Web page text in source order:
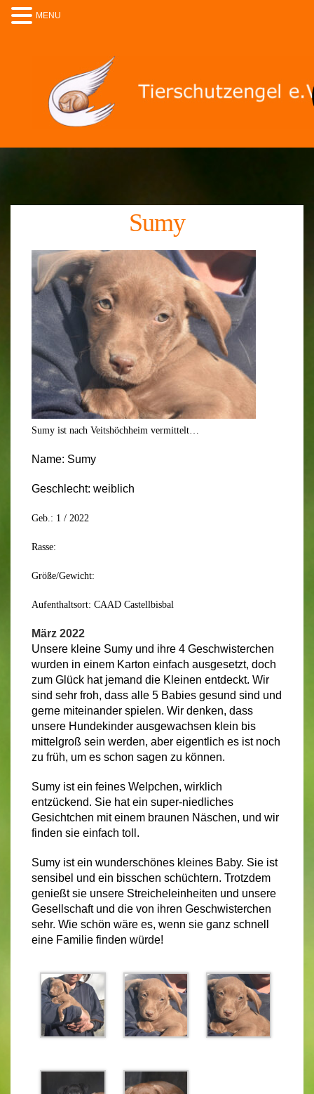
Sumy
Sumy ist nach Veitshöchheim vermittelt…
Name: Sumy
Geschlecht: weiblich
Geb.: 1 / 2022
Rasse:
Größe/Gewicht:
Aufenthaltsort: CAAD Castellbisbal
März 2022
Unsere kleine Sumy und ihre 4 Geschwisterchen
wurden in einem Karton einfach ausgesetzt, doch
zum Glück hat jemand die Kleinen entdeckt. Wir
sind sehr froh, dass alle 5 Babies gesund sind und
gerne miteinander spielen. Wir denken, dass
unsere Hundekinder ausgewachsen klein bis
mittelgroß sein werden, aber eigentlich es ist noch
zu früh, um es schon sagen zu können.
Sumy ist ein feines Welpchen, wirklich
entzückend. Sie hat ein super-niedliches
Gesichtchen mit einem braunen Näschen, und wir
finden sie einfach toll.
Sumy ist ein wunderschönes kleines Baby. Sie ist
sensibel und ein bisschen schüchtern. Trotzdem
genießt sie unsere Streicheleinheiten und unsere
Gesellschaft und die von ihren Geschwisterchen
sehr. Wie schön wäre es, wenn sie ganz schnell
eine Familie finden würde!
MENU